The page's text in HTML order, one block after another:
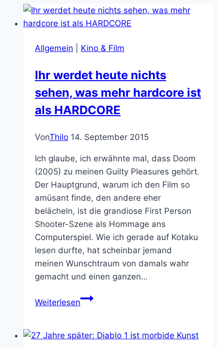
Allgemein Kino & Film
Ihr werdet heute nichts
sehen, was mehr hardcore ist
als HARDCORE
VonThilo 14. September 2015
Ich glaube, ich erwähnte mal, dass Doom
(2005) zu meinen Guilty Pleasures gehört.
Der Hauptgrund, warum ich den Film so
amüsant finde, den andere eher
belächeln, ist die grandiose First Person
Shooter-Szene als Hommage ans
Computerspiel. Wie ich gerade auf Kotaku
lesen durfte, hat scheinbar jemand
meinen Wunschtraum von damals wahr
gemacht und einen ganzen…
WeiterlesenIhr
nichts